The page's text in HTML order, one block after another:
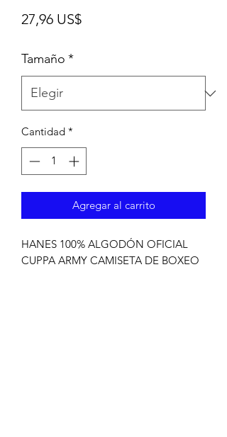
27,96 US$Precio
Tamaño *
Cantidad *
Agregar al carrito
HANES 100% ALGODÓN OFICIAL
CUPPA ARMY CAMISETA DE BOXEO